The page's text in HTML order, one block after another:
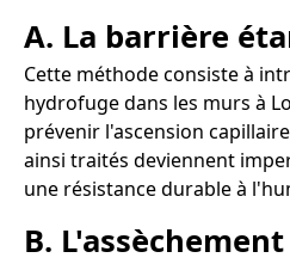
A. La barrière
Cette méthode consiste à
hydrofuge dans les murs à
prévenir l'ascension
ainsi traités deviennent
une résistance durable à
B.